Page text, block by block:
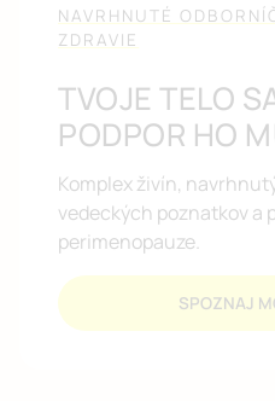
NAVRHNUTÉ
ZDRAVIE
TVOJE TELO
PODPOR HO
Komplex živín,
vedeckých poznatkov a
perimenopauze.
SPOZNAJ